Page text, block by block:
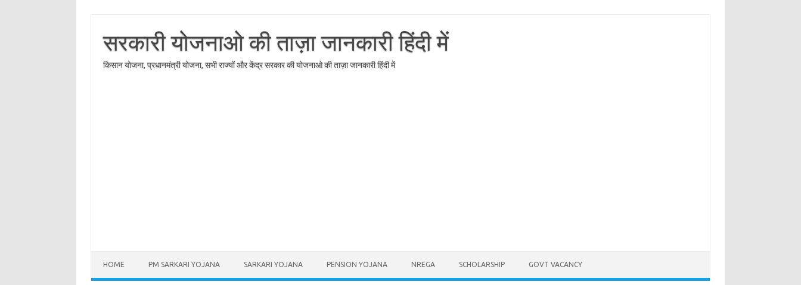
content
सरकारी योजनाओ की ताज़ा जानकारी हिंदी में
किसान योजना, प्रधानमंत्री योजना, सभी राज्यों और केंद्र सरकार की योजनाओ की ताज़ा जानकारी हिंदी में
HOME PM SARKARI YOJANA SARKARI YOJANA PENSION YOJANA NREGA SCHOLARSHIP GOVT VACANCY